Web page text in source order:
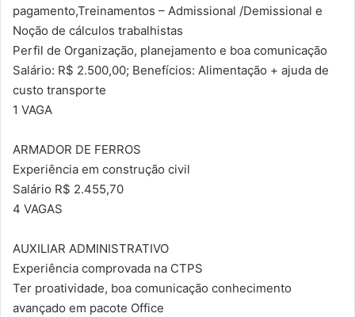
pagamento,Treinamentos – Admissional /Demissional e
Noção de cálculos trabalhistas
Perfil de Organização, planejamento e boa comunicação
Salário: R$ 2.500,00; Benefícios: Alimentação + ajuda de
custo transporte
1 VAGA
ARMADOR DE FERROS
Experiência em construção civil
Salário R$ 2.455,70
4 VAGAS
AUXILIAR ADMINISTRATIVO
Experiência comprovada na CTPS
Ter proatividade, boa comunicação conhecimento
avançado em pacote Office